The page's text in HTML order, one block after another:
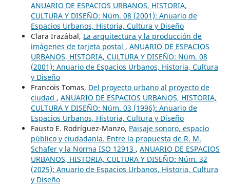
ANUARIO DE ESPACIOS URBANOS, HISTORIA,
CULTURA Y DISEÑO: Núm. 08 (2001): Anuario de
Espacios Urbanos, Historia, Cultura y Diseño
Clara Irazábal, La arquitectura y la producción de
imágenes de tarjeta postal , ANUARIO DE ESPACIOS
URBANOS, HISTORIA, CULTURA Y DISEÑO: Núm. 08
(2001): Anuario de Espacios Urbanos, Historia, Cultura
y Diseño
Francois Tomas, Del proyecto urbano al proyecto de
ciudad , ANUARIO DE ESPACIOS URBANOS, HISTORIA,
CULTURA Y DISEÑO: Núm. 03 (1996): Anuario de
Espacios Urbanos, Historia, Cultura y Diseño
Fausto E. Rodríguez-Manzo, Paisaje sonoro, espacio
público y ciudadanía. Entre la propuesta de R. M.
Schafer y la Norma ISO 12913 , ANUARIO DE ESPACIOS
URBANOS, HISTORIA, CULTURA Y DISEÑO: Núm. 32
(2025): Anuario de Espacios Urbanos, Historia, Cultura
y Diseño